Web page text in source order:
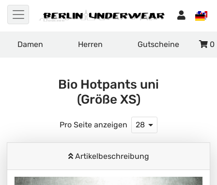
Damen Herren Gutscheine 0
Bio Hotpants uni
(Größe XS)
Pro Seite anzeigen 28
Artikelbeschreibung